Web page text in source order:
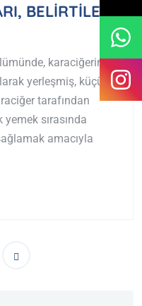
BELİRTİLERİ
karaciğerin
yerleşmiş, küçük
tarafından
sırasında
amacıyla